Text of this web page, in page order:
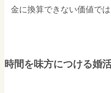
金に換算できない価値では
時間を味方につける婚